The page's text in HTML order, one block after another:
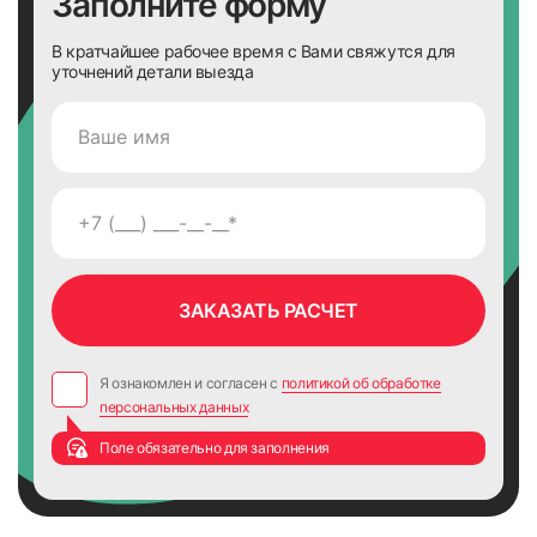
В кратчайшее рабочее время с Вами свяжутся для
уточнений детали выезда
Я ознакомлен и согласен с политикой об обработке
персональных данных
Поле обязательно для заполнения